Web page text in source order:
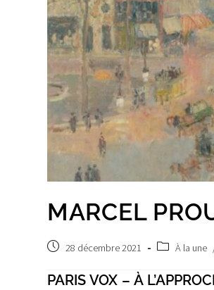
MARCEL
Publication
28 décembre 2021
PostÀ la une
PARIS VOX – À